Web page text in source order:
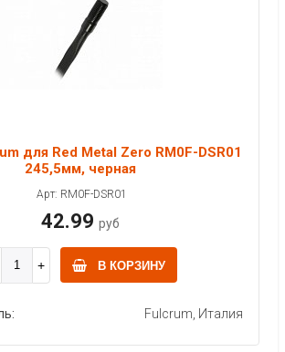
для Red Metal Zero RM0F-DSR01
245,5мм, черная
Арт: RM0F-DSR01
42.99 руб
В КОРЗИНУ
Fulcrum, Италия